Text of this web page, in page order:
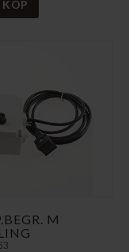
KÖP
M